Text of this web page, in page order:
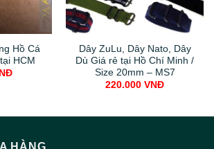
Hồ Cá
HCM
Dây ZuLu, Dây Nato, Dây
Dù Giá rẻ tại Hồ Chí Minh /
Size 20mm – MS7
220.000 VNĐ
HÀNG